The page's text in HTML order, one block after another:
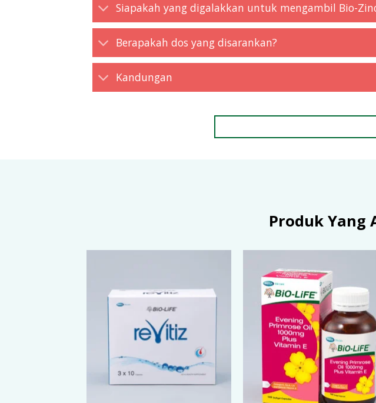
Siapakah yang digalakkan untuk mengambil Bio-
Berapakah dos yang disarankan?
Kandungan
Produk Yang